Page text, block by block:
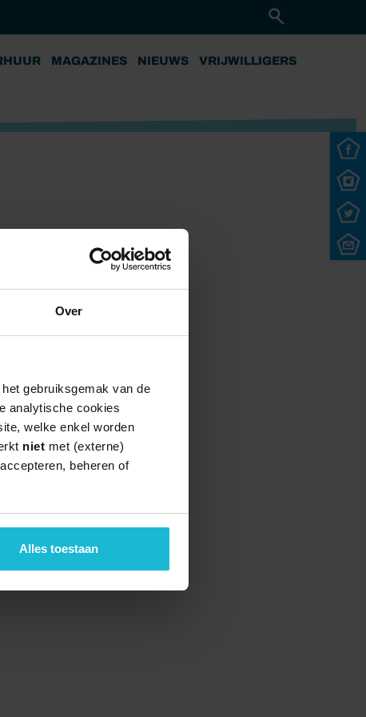
Over
gebruiksgemak van de
analytische cookies
welke enkel worden
niet met (externe)
beheren of
Alles toestaan
MAGAZINES NIEUWS VRIJWILLIGERS
door de